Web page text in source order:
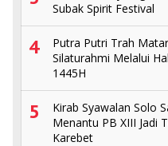
Subak Spirit Festival
4
Putra Putri Trah
Silaturahmi Melalui
1445H
5
Kirab Syawalan Solo
Menantu PB XIII Jadi
Karebet